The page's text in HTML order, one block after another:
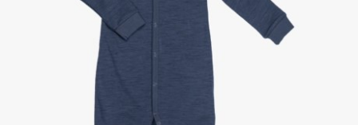
Anmeldelser (7)